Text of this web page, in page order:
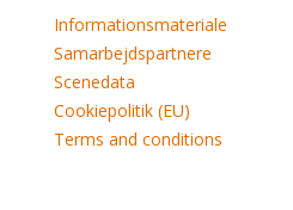
Informationsmateriale
Samarbejdspartnere
Scenedata
Cookiepolitik (EU)
Terms and conditions